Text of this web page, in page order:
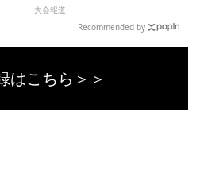
学校対抗＞
大会報道
Recommended by
はこちら＞＞